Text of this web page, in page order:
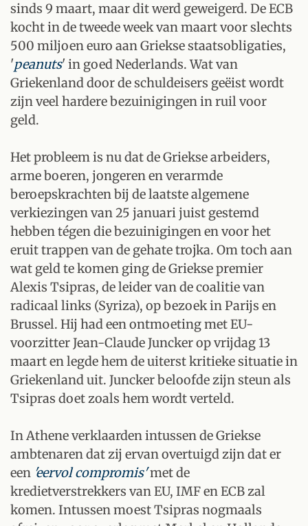
sinds 9 maart, maar dit werd geweigerd. De ECB
kocht in de tweede week van maart voor slechts
500 miljoen euro aan Griekse staatsobligaties,
'peanuts' in goed Nederlands. Wat van
Griekenland door de schuldeisers geëist wordt
zijn veel hardere bezuinigingen in ruil voor
geld.
Het probleem is nu dat de Griekse arbeiders,
arme boeren, jongeren en verarmde
beroepskrachten bij de laatste algemene
verkiezingen van 25 januari juist gestemd
hebben tégen die bezuinigingen en voor het
eruit trappen van de gehate trojka. Om toch aan
wat geld te komen ging de Griekse premier
Alexis Tsipras, de leider van de coalitie van
radicaal links (Syriza), op bezoek in Parijs en
Brussel. Hij had een ontmoeting met EU-
voorzitter Jean-Claude Juncker op vrijdag 13
maart en legde hem de uiterst kritieke situatie in
Griekenland uit. Juncker beloofde zijn steun als
Tsipras doet zoals hem wordt verteld.
In Athene verklaarden intussen de Griekse
ambtenaren dat zij ervan overtuigd zijn dat er
een 'eervol compromis'met de
kredietverstrekkers van EU, IMF en ECB zal
komen. Intussen moest Tsipras nogmaals